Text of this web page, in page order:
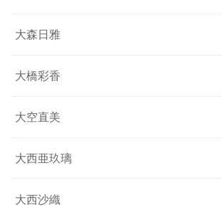
大森日雅
大橋彩香
大空直美
大西亜玖璃
大西沙織